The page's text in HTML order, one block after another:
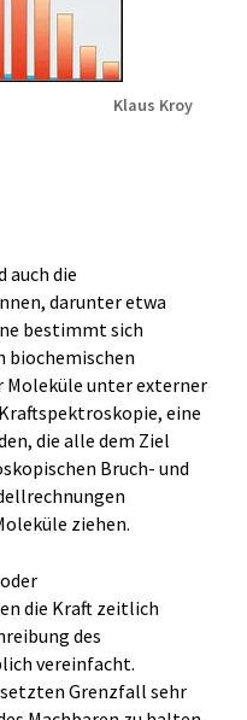
Klaus Kroy
auch die
darunter etwa
bestimmt sich
biochemischen
Moleküle unter externer
eine
die alle dem Ziel
Bruch- und
ziehen.
die Kraft zeitlich
des
vereinfacht.
Grenzfall sehr